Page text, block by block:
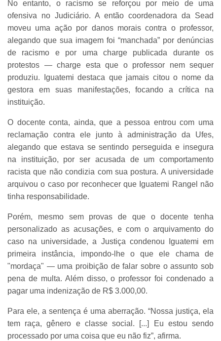
No entanto, o racismo se reforçou por meio de uma
ofensiva no Judiciário. A então coordenadora da Sead
moveu uma ação por danos morais contra o professor,
alegando que sua imagem foi “manchada” por denúncias
de racismo e por uma charge publicada durante os
protestos — charge esta que o professor nem sequer
produziu. Iguatemi destaca que jamais citou o nome da
gestora em suas manifestações, focando a crítica na
instituição.
O docente conta, ainda, que a pessoa entrou com uma
reclamação contra ele junto à administração da Ufes,
alegando que estava se sentindo perseguida e insegura
na instituição, por ser acusada de um comportamento
racista que não condizia com sua postura. A universidade
arquivou o caso por reconhecer que Iguatemi Rangel não
tinha responsabilidade.
Porém, mesmo sem provas de que o docente tenha
personalizado as acusações, e com o arquivamento do
caso na universidade, a Justiça condenou Iguatemi em
primeira instância, impondo-lhe o que ele chama de
"mordaça" — uma proibição de falar sobre o assunto sob
pena de multa. Além disso, o professor foi condenado a
pagar uma indenização de R$ 3.000,00.
Para ele, a sentença é uma aberração. “Nossa justiça, ela
tem raça, gênero e classe social. [...] Eu estou sendo
processado por uma coisa que eu não fiz”, afirma.